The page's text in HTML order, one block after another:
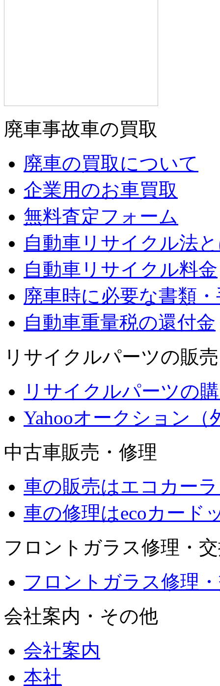
廃車事故車の買取
廃車の買取について
企業用のお車買取
無料査定フォーム
自動車リサイクル法
自動車リサイクル料金
廃車時に必要な書類
自動車重量税の還付金
リサイクルパーツの販売
リサイクルパーツの
Yahooオークション（
中古車販売・修理
車の販売はエコカー
車の修理はecoカード
フロントガラス修理・
フロントガラス修理
会社案内・その他
会社案内
本社